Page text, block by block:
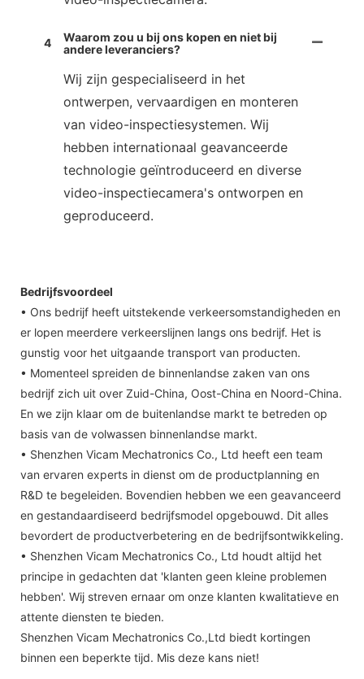
4
Waarom zou u bij ons kopen en niet bij
andere leveranciers?
Wij zijn gespecialiseerd in het
ontwerpen, vervaardigen en monteren
van video-inspectiesystemen. Wij
hebben internationaal geavanceerde
technologie geïntroduceerd en diverse
video-inspectiecamera's ontworpen en
geproduceerd.
Bedrijfsvoordeel
• Ons bedrijf heeft uitstekende verkeersomstandigheden en
er lopen meerdere verkeerslijnen langs ons bedrijf. Het is
gunstig voor het uitgaande transport van producten.
• Momenteel spreiden de binnenlandse zaken van ons
bedrijf zich uit over Zuid-China, Oost-China en Noord-China.
En we zijn klaar om de buitenlandse markt te betreden op
basis van de volwassen binnenlandse markt.
• Shenzhen Vicam Mechatronics Co., Ltd heeft een team
van ervaren experts in dienst om de productplanning en
R&D te begeleiden. Bovendien hebben we een geavanceerd
en gestandaardiseerd bedrijfsmodel opgebouwd. Dit alles
bevordert de productverbetering en de bedrijfsontwikkeling.
• Shenzhen Vicam Mechatronics Co., Ltd houdt altijd het
principe in gedachten dat 'klanten geen kleine problemen
hebben'. Wij streven ernaar om onze klanten kwalitatieve en
attente diensten te bieden.
Shenzhen Vicam Mechatronics Co.,Ltd biedt kortingen
binnen een beperkte tijd. Mis deze kans niet!